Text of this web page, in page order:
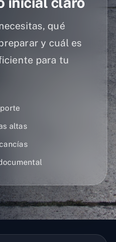
qué
y cuál es
para tu
altas